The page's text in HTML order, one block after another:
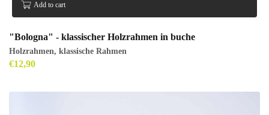
Add to cart
"Bologna" - klassischer Holzrahmen in buche
Holzrahmen, klassische Rahmen
€12,90